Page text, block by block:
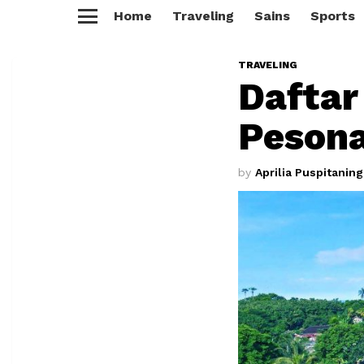
Home Traveling Sains Sports
TRAVELING
Daftar
by Aprilia